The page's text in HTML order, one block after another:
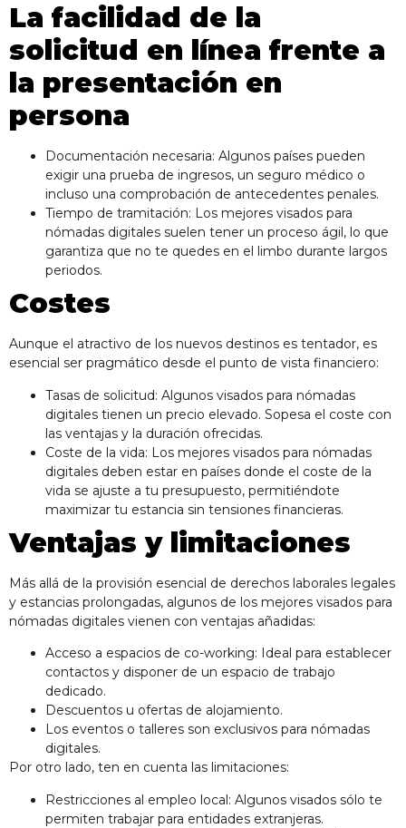
La facilidad de la
solicitud en línea frente a
la presentación en
persona
Documentación necesaria: Algunos países pueden
exigir una prueba de ingresos, un seguro médico o
incluso una comprobación de antecedentes penales.
Tiempo de tramitación: Los mejores visados para
nómadas digitales suelen tener un proceso ágil, lo que
garantiza que no te quedes en el limbo durante largos
periodos.
Costes
Aunque el atractivo de los nuevos destinos es tentador, es
esencial ser pragmático desde el punto de vista financiero:
Tasas de solicitud: Algunos visados para nómadas
digitales tienen un precio elevado. Sopesa el coste con
las ventajas y la duración ofrecidas.
Coste de la vida: Los mejores visados para nómadas
digitales deben estar en países donde el coste de la
vida se ajuste a tu presupuesto, permitiéndote
maximizar tu estancia sin tensiones financieras.
Ventajas y limitaciones
Más allá de la provisión esencial de derechos laborales legales
y estancias prolongadas, algunos de los mejores visados para
nómadas digitales vienen con ventajas añadidas:
Acceso a espacios de co-working: Ideal para establecer
contactos y disponer de un espacio de trabajo
dedicado.
Descuentos u ofertas de alojamiento.
Los eventos o talleres son exclusivos para nómadas
digitales.
Por otro lado, ten en cuenta las limitaciones:
Restricciones al empleo local: Algunos visados sólo te
permiten trabajar para entidades extranjeras.